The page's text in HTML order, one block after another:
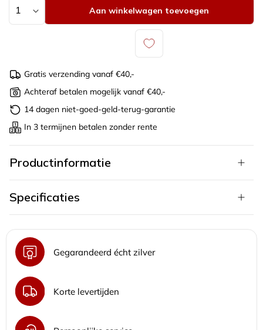
zilver
of
Aan winkelwagen toevoegen
Gratis verzending vanaf €40,-
Achteraf betalen mogelijk vanaf €40,-
14 dagen niet-goed-geld-terug-garantie
In 3 termijnen betalen zonder rente
Productinformatie
Specificaties
Gegarandeerd écht zilver
Korte levertijden